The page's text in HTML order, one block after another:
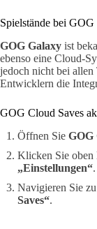
Spielstände bei
GOG Galaxy ist
ebenso eine Cloud-
jedoch nicht bei
Entwicklern die
GOG Cloud Saves
Öffnen Sie GOG
Klicken Sie
„Einstellungen“.
Navigieren Sie zu
Saves“.